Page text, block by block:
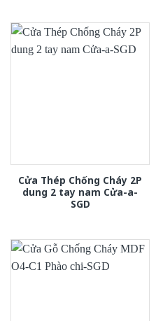
Cửa Thép Chống Cháy 2P
dung 2 tay nam Cửa-a-
SGD